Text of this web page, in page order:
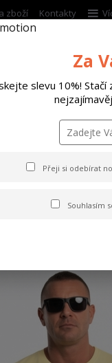
zboží Kontakty
tričko Ugly Regular T-
Ugly
Za
slevu 10%!
Přeji si odebírat
Souhlasím